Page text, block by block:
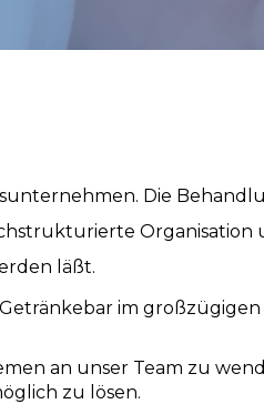
Die
Organisation
läßt.
im
an unser Team zu
zu lösen.